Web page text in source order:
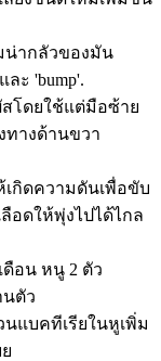
น่ากลัวของมัน
ละ 'bump'.
สโดยใช้แต่มือซ้าย
ทางด้านขวา
กิดความดันเพื่อขับ
อดให้พุ่งไปได้ไกล
ดือน หนู 2 ตัว
นตัว
แบคทีเรียในหูเพิ่ม